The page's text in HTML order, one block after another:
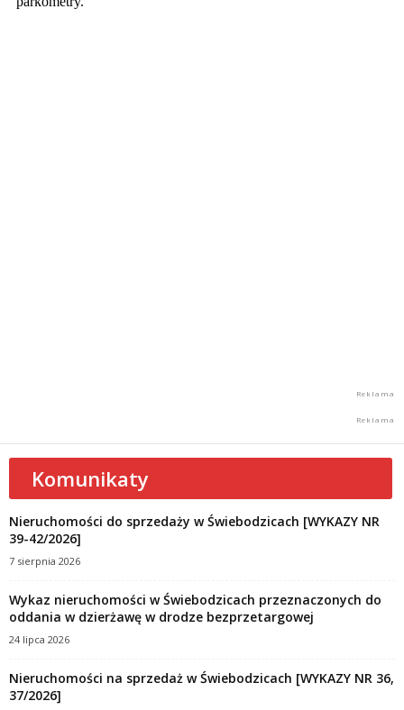
Komunikaty
Nieruchomości do sprzedaży w Świebodzicach [WYKAZY NR
39-42/2026]
7 sierpnia 2026
Wykaz nieruchomości w Świebodzicach przeznaczonych do
oddania w dzierżawę w drodze bezprzetargowej
24 lipca 2026
Nieruchomości na sprzedaż w Świebodzicach [WYKAZY NR 36,
37/2026]